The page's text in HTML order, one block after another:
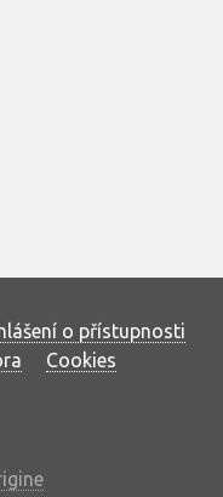
o přístupnosti
Cookies